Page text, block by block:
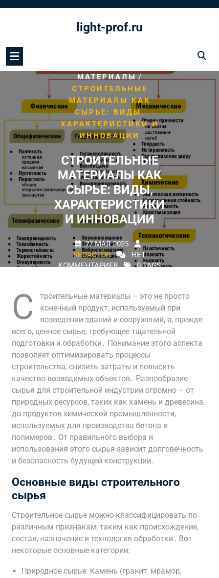
light-prof.ru
МАТЕРИАЛЫ/
СТРОИТЕЛЬНЫЕ
МАТЕРИАЛЫ КАК
СЫРЬЕ: ВИДЫ,
ХАРАКТЕРИСТИКИ И
ИННОВАЦИИ
СТРОИТЕЛЬНЫЕ
МАТЕРИАЛЫ КАК
СЫРЬЕ: ВИДЫ,
ХАРАКТЕРИСТИКИ
И ИННОВАЦИИ
27 МАЯ 2025
REDACTOR
НЕТ
КОММЕНТАРИЕВ
0 TAGS
С
троительные материалы – это не просто
конечный продукт, используемый при
возведении зданий и сооружений, а, прежде
всего, ценное сырье, требующее тщательной
подготовки и обработки․ Понимание этого аспекта
позволяет оптимизировать процессы
строительства, снизить затраты и повысить
качество возводимых объектов․ Разнообразие
сырья для строительной индустрии огромно – от
природных ресурсов, таких как камень и древесина,
до продуктов химической промышленности,
используемых для производства бетона и
полимеров․ От правильного выбора и
использования этого сырья зависит долговечность
и безопасность будущей конструкции․
Основные виды строительного
сырья
Строительное сырье можно классифицировать по
различным признакам, таким как происхождение,
состав, назначение и технология обработки․ Вот
некоторые основные категории:
Природное сырье: Камень (гранит, мрамор,